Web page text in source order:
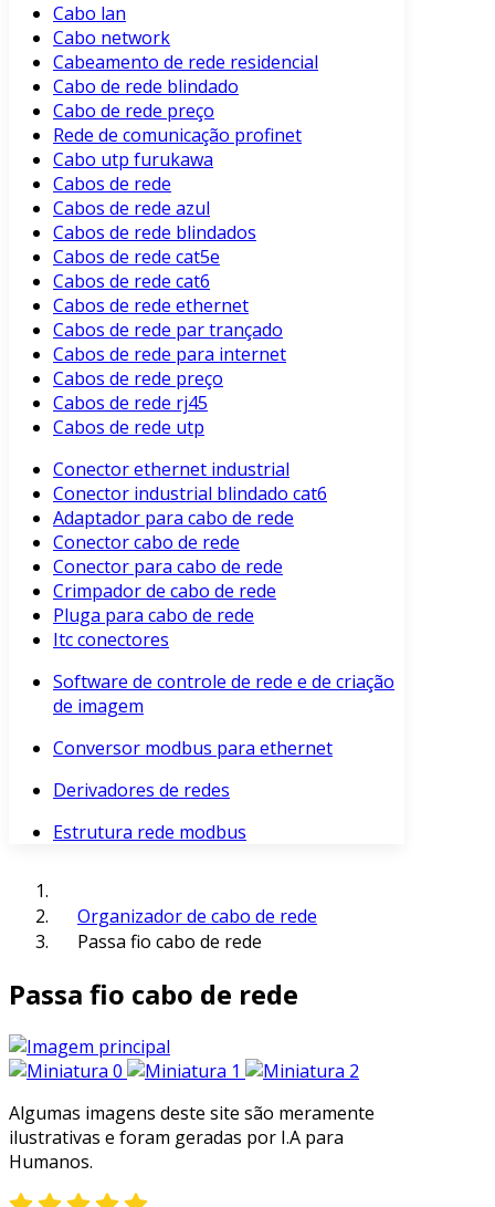
Cabo lan
Cabo network
Cabeamento de rede residencial
Cabo de rede blindado
Cabo de rede preço
Rede de comunicação profinet
Cabo utp furukawa
Cabos de rede
Cabos de rede azul
Cabos de rede blindados
Cabos de rede cat5e
Cabos de rede cat6
Cabos de rede ethernet
Cabos de rede par trançado
Cabos de rede para internet
Cabos de rede preço
Cabos de rede rj45
Cabos de rede utp
Conector ethernet industrial
Conector industrial blindado cat6
Adaptador para cabo de rede
Conector cabo de rede
Conector para cabo de rede
Crimpador de cabo de rede
Pluga para cabo de rede
Itc conectores
Software de controle de rede e de criação
de imagem
Conversor modbus para ethernet
Derivadores de redes
Estrutura rede modbus
Organizador de cabo de rede
Passa fio cabo de rede
Passa fio cabo de rede
Algumas imagens deste site são meramente
ilustrativas e foram geradas por I.A para
Humanos.